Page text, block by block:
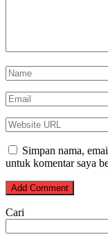
Simpan nama,
untuk komentar saya
Cari